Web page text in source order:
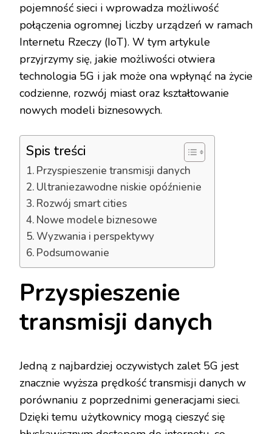
pojemność sieci i wprowadza możliwość
połączenia ogromnej liczby urządzeń w ramach
Internetu Rzeczy (IoT). W tym artykule
przyjrzymy się, jakie możliwości otwiera
technologia 5G i jak może ona wpłynąć na życie
codzienne, rozwój miast oraz kształtowanie
nowych modeli biznesowych.
Spis treści
Przyspieszenie transmisji danych
Ultraniezawodne niskie opóźnienie
Rozwój smart cities
Nowe modele biznesowe
Wyzwania i perspektywy
Podsumowanie
Przyspieszenie
transmisji danych
Jedną z najbardziej oczywistych zalet 5G jest
znacznie wyższa prędkość transmisji danych w
porównaniu z poprzednimi generacjami sieci.
Dzięki temu użytkownicy mogą cieszyć się